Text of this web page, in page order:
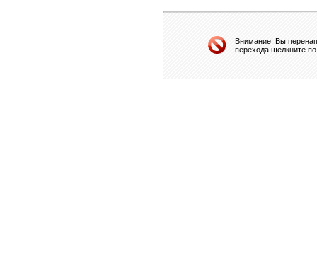
Внимание! Вы
перехода щелкните